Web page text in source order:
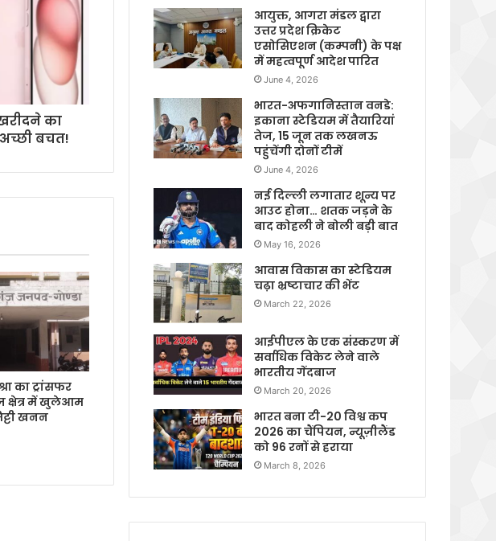
का
बचत!
का ट्रांसफर
क्षेत्र में खुलेआम
खनन
आयुक्त, आगरा मंडल द्वारा
उत्तर प्रदेश क्रिकेट
एसोसिएशन (कम्पनी) के पक्ष
में महत्वपूर्ण आदेश पारित
June 4, 2026
भारत-अफगानिस्तान वनडे:
इकाना स्टेडियम में तैयारियां
तेज, 15 जून तक लखनऊ
पहुंचेंगी दोनों टीमें
June 4, 2026
नई दिल्ली लगातार शून्य पर
आउट होना… शतक जड़ने के
बाद कोहली ने बोली बड़ी बात
May 16, 2026
आवास विकास का स्टेडियम
चढ़ा भ्रष्टाचार की भेंट
March 22, 2026
आईपीएल के एक संस्करण में
सर्वाधिक विकेट लेने वाले
भारतीय गेंदबाज
March 20, 2026
भारत बना टी-20 विश्व कप
2026 का चैंपियन, न्यूज़ीलैंड
को 96 रनों से हराया
March 8, 2026